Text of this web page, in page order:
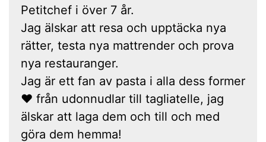
Petitchef i över 7 år.
Jag älskar att resa och upptäcka nya
rätter, testa nya mattrender och prova
nya restauranger.
Jag är ett fan av pasta i alla dess former
❤ från udonnudlar till tagliatelle, jag
älskar att laga dem och till och med
göra dem hemma!